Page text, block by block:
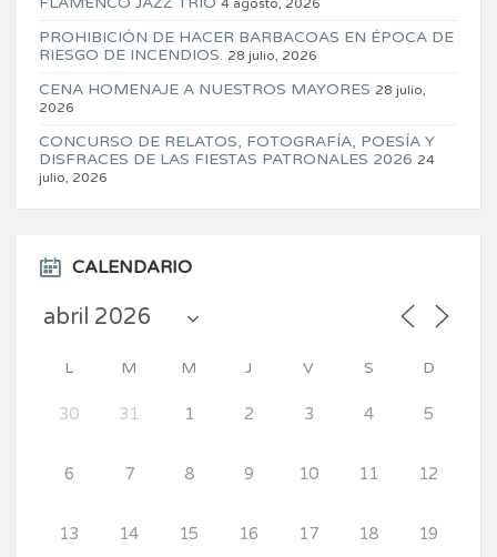
4 agosto, 2026
PROHIBICIÓN DE HACER BARBACOAS EN ÉPOCA DE
RIESGO DE INCENDIOS. 28 julio, 2026
CENA HOMENAJE A NUESTROS MAYORES 28 julio,
2026
CONCURSO DE RELATOS, FOTOGRAFÍA, POESÍA Y
DISFRACES DE LAS FIESTAS PATRONALES 2026 24
julio, 2026
CALENDARIO
L M M J V S D
30 31 1 2 3 4 5
6 7 8 9 10 11 12
13 14 15 16 17 18 19